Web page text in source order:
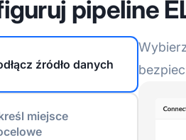
pipeline
źródło danych
miejsce